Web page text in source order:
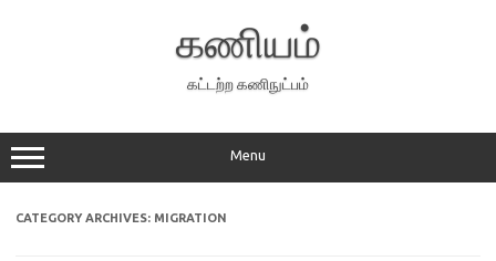
கணியம்
கட்டற்ற கணிநுட்பம்
Menu
CATEGORY ARCHIVES: MIGRATION